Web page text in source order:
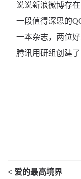
说说新浪微博存
一段值得深思的
一本杂志，两位
腾讯用研组创建
< 爱的最高境界